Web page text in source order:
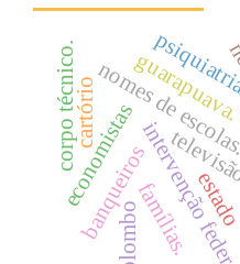
intervenção
famílias.
nomes de
economistas
banqueiros
corpo técnico.
colombo
cartório